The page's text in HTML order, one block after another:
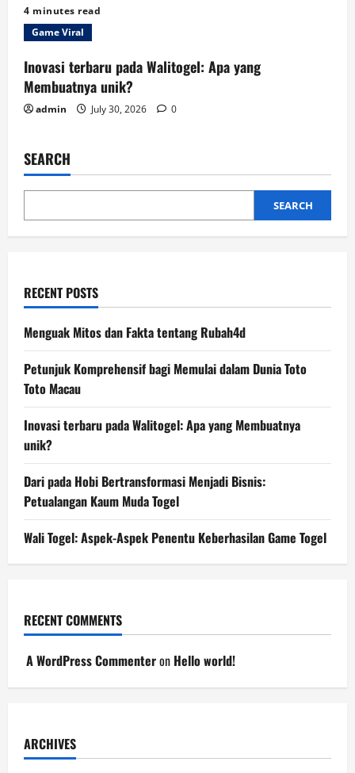
4 minutes read
Game Viral
Inovasi terbaru pada Walitogel: Apa yang
Membuatnya unik?
admin July 30, 2026 0
SEARCH
SEARCH
RECENT POSTS
Menguak Mitos dan Fakta tentang Rubah4d
Petunjuk Komprehensif bagi Memulai dalam Dunia Toto
Toto Macau
Inovasi terbaru pada Walitogel: Apa yang Membuatnya
unik?
Dari pada Hobi Bertransformasi Menjadi Bisnis:
Petualangan Kaum Muda Togel
Wali Togel: Aspek-Aspek Penentu Keberhasilan Game Togel
RECENT COMMENTS
A WordPress Commenteron Hello world!
ARCHIVES